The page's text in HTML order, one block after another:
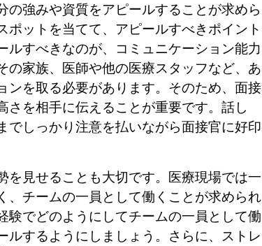
の強みや資質をアピールすることが求めら
ットを当てて、アピールすべきポイント
ルすべきなのが、コミュニケーション能力
の家族、医師や他の医療スタッフなど、あ
ンを取る必要があります。そのため、面接
さを相手に伝えることが重要です。話し
でしっかり注意を払いながら面接官に好印
を見せることも大切です。医療現場では一
、チームの一員として働くことが求められ
験でどのようにしてチームの一員として働
ルするようにしましょう。さらに、ストレ